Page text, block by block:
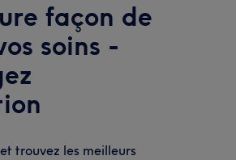
façon de
soins -
trouvez les meilleurs